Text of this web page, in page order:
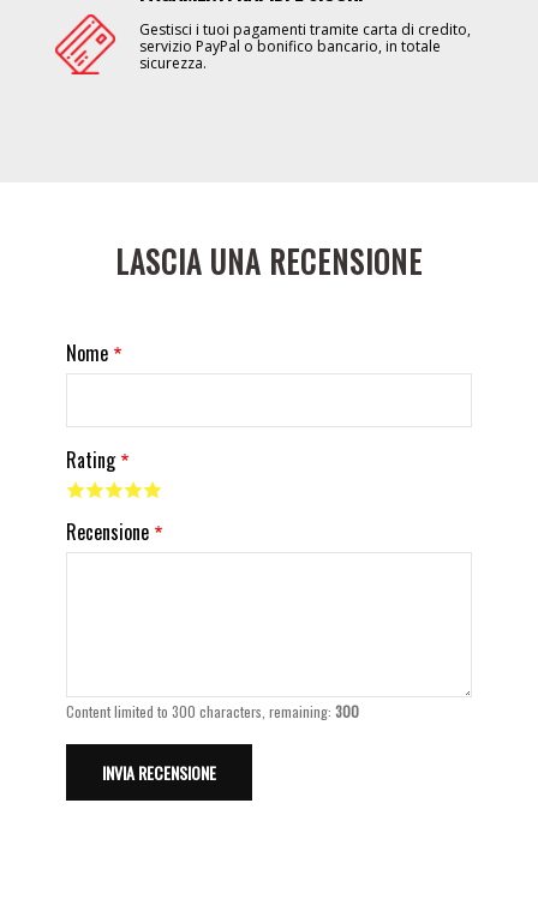
Gestisci i tuoi pagamenti tramite carta di credito,
servizio PayPal o bonifico bancario, in totale
sicurezza.
LASCIA UNA RECENSIONE
Nome
Rating
Recensione
Content limited to 300 characters, remaining:300